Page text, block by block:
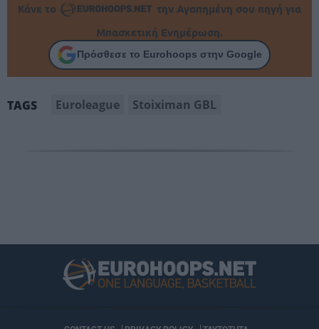
Κάνε το
την Αγαπημένη σου πηγή για
Μπασκετική Ενημέρωση.
Πρόσθεσε το Eurohoops στην Google
TAGS Euroleague Stoiximan GBL